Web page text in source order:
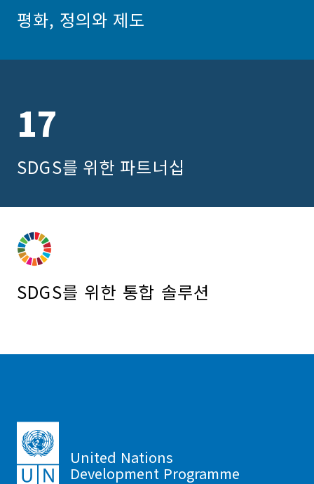
평화, 정의와 제도
17
SDGS를 위한 파트너십
SDGS를 위한 통합 솔루션
United Nations
Development Programme